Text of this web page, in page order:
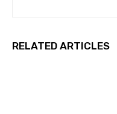
RELATED ARTICLES